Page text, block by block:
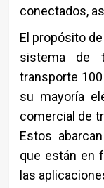
conectados,
El propósito
sistema de
transporte
su mayoría
comercial de
Estos
que están en
las